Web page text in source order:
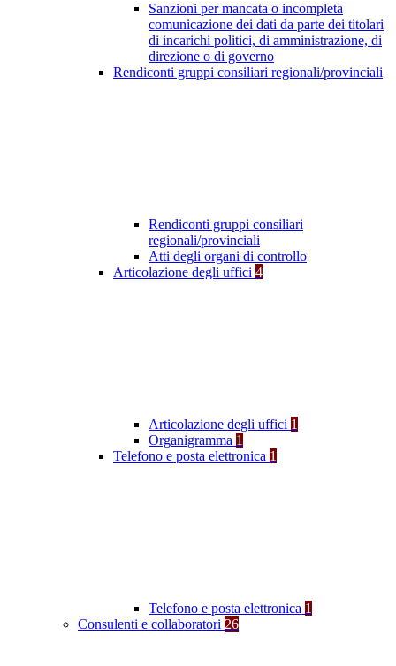
Sanzioni per mancata o incompleta
comunicazione dei dati da parte dei titolari
di incarichi politici, di amministrazione, di
direzione o di governo
Rendiconti gruppi consiliari regionali/provinciali
Rendiconti gruppi consiliari
regionali/provinciali
Atti degli organi di controllo
Articolazione degli uffici 4
Articolazione degli uffici 1
Organigramma 1
Telefono e posta elettronica 1
Telefono e posta elettronica 1
Consulenti e collaboratori 26